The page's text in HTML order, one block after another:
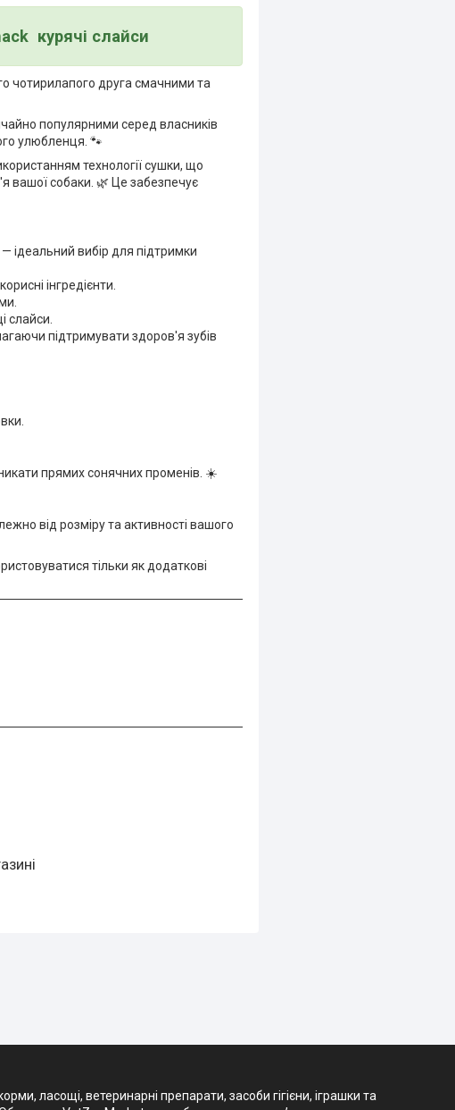
курячі слайси
чотирилапого друга смачними та
популярними серед власників
улюбленця. 🐾
технології сушки, що
вашої собаки. 🌿 Це забезпечує
ідеальний вибір для підтримки
інгредієнти.
слайси.
підтримувати здоров'я зубів
прямих сонячних променів. ☀️
від розміру та активності вашого
тільки як додаткові
ласощі, ветеринарні препарати, засоби гігієни, іграшки та